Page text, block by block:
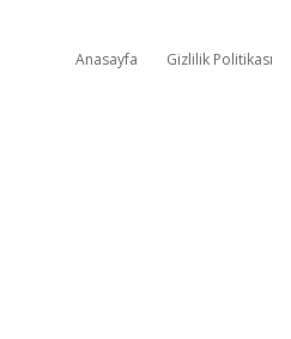
Anasayfa Gizlilik Politikası